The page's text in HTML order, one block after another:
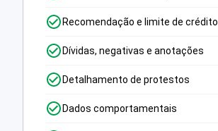
Recomendação e limite de crédito
Dívidas, negativas e anotações
Detalhamento de protestos
Dados comportamentais